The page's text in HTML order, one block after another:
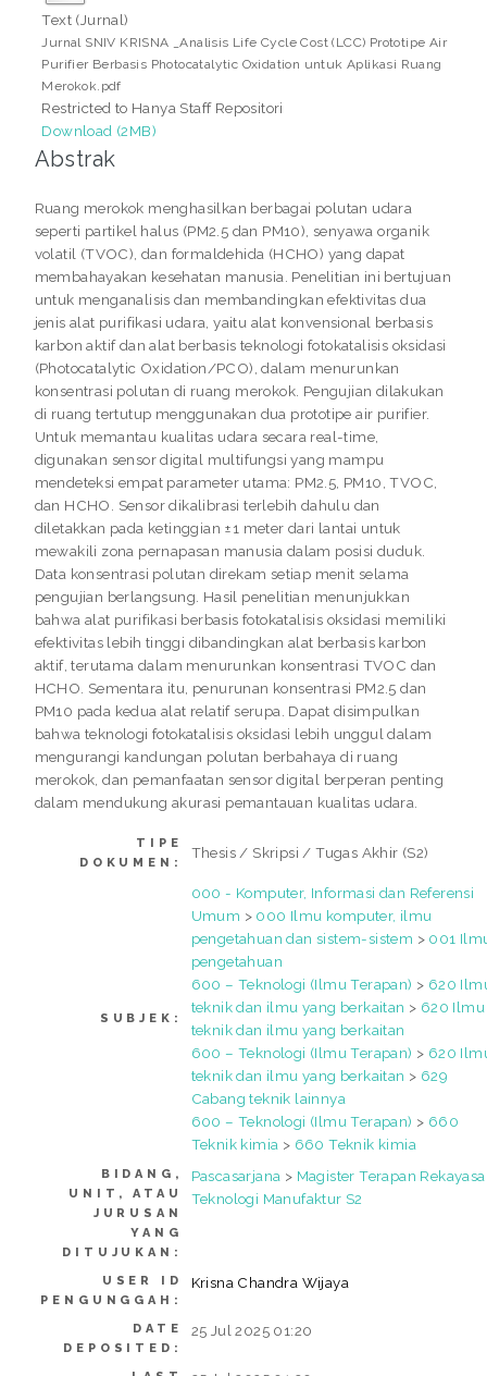
Text (Jurnal)
Jurnal SNIV KRISNA _Analisis Life Cycle Cost (LCC) Prototipe Air
Purifier Berbasis Photocatalytic Oxidation untuk Aplikasi Ruang
Merokok.pdf
Restricted to Hanya Staff Repositori
Download (2MB)
Abstrak
Ruang merokok menghasilkan berbagai polutan udara
seperti partikel halus (PM2.5 dan PM10), senyawa organik
volatil (TVOC), dan formaldehida (HCHO) yang dapat
membahayakan kesehatan manusia. Penelitian ini bertujuan
untuk menganalisis dan membandingkan efektivitas dua
jenis alat purifikasi udara, yaitu alat konvensional berbasis
karbon aktif dan alat berbasis teknologi fotokatalisis oksidasi
(Photocatalytic Oxidation/PCO), dalam menurunkan
konsentrasi polutan di ruang merokok. Pengujian dilakukan
di ruang tertutup menggunakan dua prototipe air purifier.
Untuk memantau kualitas udara secara real-time,
digunakan sensor digital multifungsi yang mampu
mendeteksi empat parameter utama: PM2.5, PM10, TVOC,
dan HCHO. Sensor dikalibrasi terlebih dahulu dan
diletakkan pada ketinggian ±1 meter dari lantai untuk
mewakili zona pernapasan manusia dalam posisi duduk.
Data konsentrasi polutan direkam setiap menit selama
pengujian berlangsung. Hasil penelitian menunjukkan
bahwa alat purifikasi berbasis fotokatalisis oksidasi memiliki
efektivitas lebih tinggi dibandingkan alat berbasis karbon
aktif, terutama dalam menurunkan konsentrasi TVOC dan
HCHO. Sementara itu, penurunan konsentrasi PM2.5 dan
PM10 pada kedua alat relatif serupa. Dapat disimpulkan
bahwa teknologi fotokatalisis oksidasi lebih unggul dalam
mengurangi kandungan polutan berbahaya di ruang
merokok, dan pemanfaatan sensor digital berperan penting
dalam mendukung akurasi pemantauan kualitas udara.
TIPE
DOKUMEN:
Thesis / Skripsi / Tugas Akhir (S2)
SUBJEK:
000 - Komputer, Informasi dan Referensi
Umum > 000 Ilmu komputer, ilmu
pengetahuan dan sistem-sistem > 001
pengetahuan
600 – Teknologi (Ilmu Terapan) > 620
teknik dan ilmu yang berkaitan > 620 Ilmu
teknik dan ilmu yang berkaitan
600 – Teknologi (Ilmu Terapan) > 620
teknik dan ilmu yang berkaitan > 629
Cabang teknik lainnya
600 – Teknologi (Ilmu Terapan) > 660
Teknik kimia > 660 Teknik kimia
BIDANG,
UNIT, ATAU
JURUSAN
YANG
DITUJUKAN:
Pascasarjana > Magister Terapan Rekayasa
Teknologi Manufaktur S2
USER ID
PENGUNGGAH:
Krisna Chandra Wijaya
DATE
DEPOSITED:
25 Jul 2025 01:20